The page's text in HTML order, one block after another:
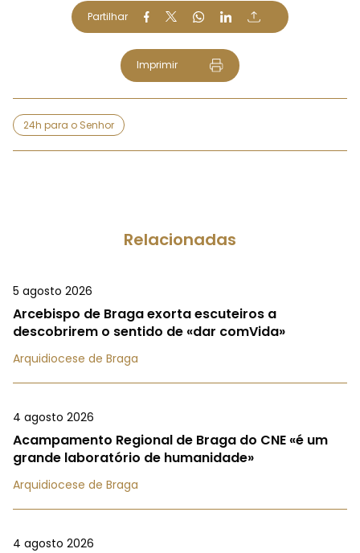
Partilhar
Imprimir
24h para o Senhor
Relacionadas
5 agosto 2026
Arcebispo de Braga exorta escuteiros a
descobrirem o sentido de «dar comVida»
Arquidiocese de Braga
4 agosto 2026
Acampamento Regional de Braga do CNE «é um
grande laboratório de humanidade»
Arquidiocese de Braga
4 agosto 2026